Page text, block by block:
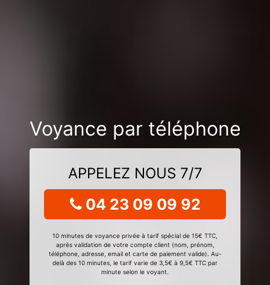
Voyance par téléphone
APPELEZ NOUS 7/7
04 23 09 09 92
10 minutes de voyance privée à tarif spécial de 15€ TTC,
après validation de votre compte client (nom, prénom,
téléphone, adresse, email et carte de paiement valide). Au-
delà des 10 minutes, le tarif varie de 3,5€ à 9,5€ TTC par
minute selon le voyant.